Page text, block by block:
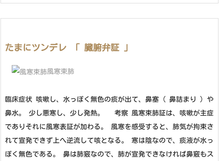
たまにツンデレ 「 臓腑弁証 」
風寒束肺
臨床症状 咳嗽し、水っぽく無色の痰が出て、鼻塞 ( 鼻詰まり ) や
鼻水。 少し悪寒し、少し発熱。 考察 風寒束肺証は、咳嗽が主症
でありそれに風寒表証が加わる。 風寒を感受すると、肺気が拘束さ
れて宣発できず上へ逆流して咳となる。 寒は陰なので、痰液が水っ
ぽく無色である。 鼻は肺竅なので、肺が宣発できなければ鼻竅もス